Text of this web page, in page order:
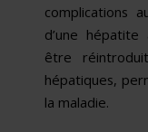
complications
d’une
être
hépatiques,
la maladie.